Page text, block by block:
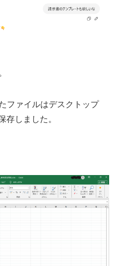
ファイルはデスクトップ
存しました。